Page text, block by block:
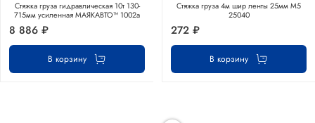
Стяжка груза гидравлическая 10т 130-
715мм усиленная МАЯКАВТО™ 1002а
8 886 ₽
В корзину
Стяжка груза 4м шир ленты 25мм М5
25040
272 ₽
В корзину